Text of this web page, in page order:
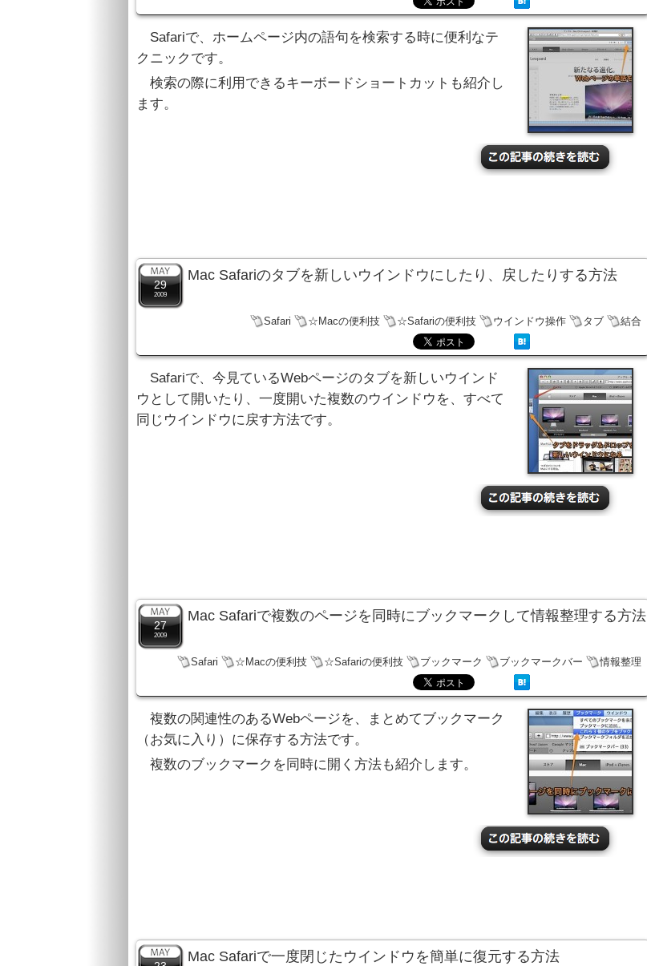
Safariで、ホームページ内の語句を検索する時に便利なテ
クニックです。
検索の際に利用できるキーボードショートカットも紹介し
ます。
29
2009
Mac Safariのタブを新しいウインドウにしたり、戻したりする方法
Safari ☆Macの便利技 ☆Safariの便利技 ウインドウ操作 タブ 結合
Safariで、今見ているWebページのタブを新しいウインド
ウとして開いたり、一度開いた複数のウインドウを、すべて
同じウインドウに戻す方法です。
27
2009
Mac Safariで複数のページを同時にブックマークして情報整理する方法
Safari ☆Macの便利技 ☆Safariの便利技 ブックマーク ブックマークバー 情報整理
複数の関連性のあるWebページを、まとめてブックマーク
（お気に入り）に保存する方法です。
複数のブックマークを同時に開く方法も紹介します。
Mac Safariで一度閉じたウインドウを簡単に復元する方法